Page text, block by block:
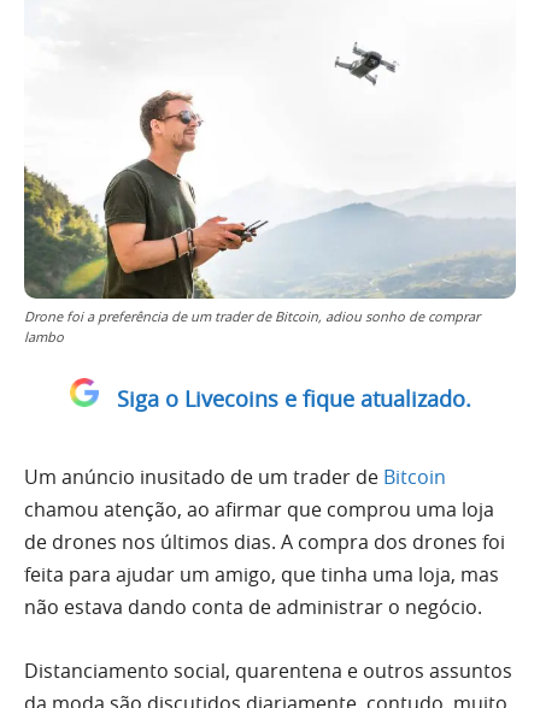
Drone foi a preferência de um trader de Bitcoin, adiou sonho de comprar
lambo
Siga o Livecoins e fique atualizado.
Um anúncio inusitado de um trader de Bitcoin
chamou atenção, ao afirmar que comprou uma loja
de drones nos últimos dias. A compra dos drones foi
feita para ajudar um amigo, que tinha uma loja, mas
não estava dando conta de administrar o negócio.
Distanciamento social, quarentena e outros assuntos